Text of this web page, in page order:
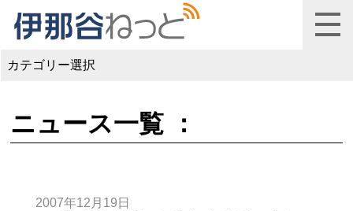
カテゴリー選択
ニュース一覧 ：
2007年12月19日